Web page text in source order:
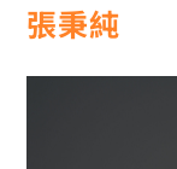
張秉純